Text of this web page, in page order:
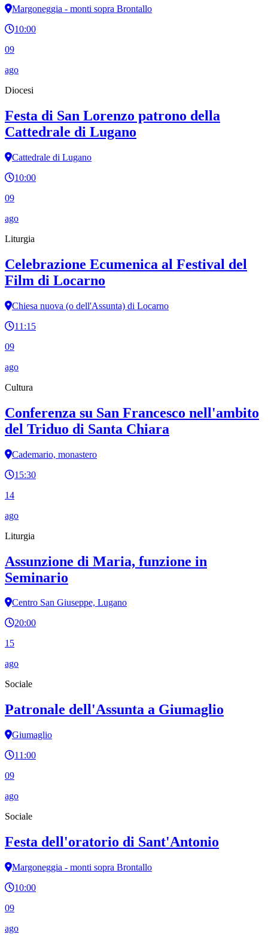
Margoneggia - monti sopra Brontallo
10:00
09
ago
Diocesi
Festa di San Lorenzo patrono della
Cattedrale di Lugano
Cattedrale di Lugano
10:00
09
ago
Liturgia
Celebrazione Ecumenica al Festival del
Film di Locarno
Chiesa nuova (o dell'Assunta) di Locarno
11:15
09
ago
Cultura
Conferenza su San Francesco nell'ambito
del Triduo di Santa Chiara
Cademario, monastero
15:30
14
ago
Liturgia
Assunzione di Maria, funzione in
Seminario
Centro San Giuseppe, Lugano
20:00
15
ago
Sociale
Patronale dell'Assunta a Giumaglio
Giumaglio
11:00
09
ago
Sociale
Festa dell'oratorio di Sant'Antonio
Margoneggia - monti sopra Brontallo
10:00
09
ago